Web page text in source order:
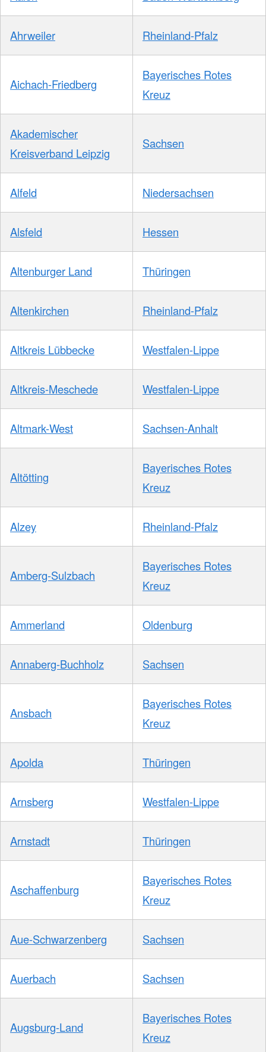
Ahrweiler Rheinland-Pfalz
Aichach-Friedberg
Bayerisches Rotes
Kreuz
Akademischer
Kreisverband Leipzig
Sachsen
Alfeld Niedersachsen
Alsfeld Hessen
Altenburger Land Thüringen
Altenkirchen Rheinland-Pfalz
Altkreis Lübbecke Westfalen-Lippe
Altkreis-Meschede Westfalen-Lippe
Altmark-West Sachsen-Anhalt
Altötting
Bayerisches Rotes
Kreuz
Alzey Rheinland-Pfalz
Amberg-Sulzbach
Bayerisches Rotes
Kreuz
Ammerland Oldenburg
Annaberg-Buchholz Sachsen
Ansbach
Bayerisches Rotes
Kreuz
Apolda Thüringen
Arnsberg Westfalen-Lippe
Arnstadt Thüringen
Aschaffenburg
Bayerisches Rotes
Kreuz
Aue-Schwarzenberg Sachsen
Auerbach Sachsen
Augsburg-Land
Bayerisches Rotes
Kreuz